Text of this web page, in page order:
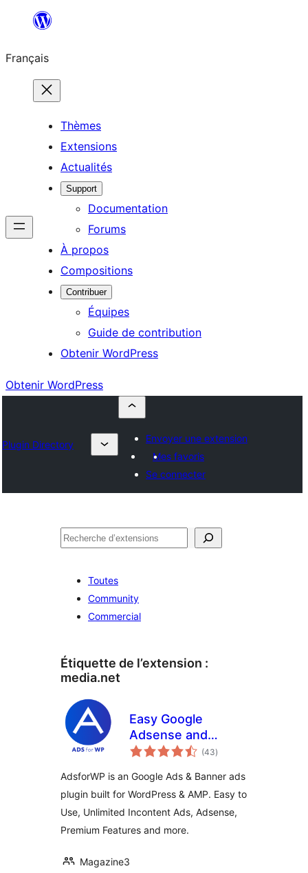
contenu
Français
Thèmes
Extensions
Actualités
Support
Documentation
Forums
À propos
Compositions
Contribuer
Équipes
Guide de contribution
Obtenir WordPress
Obtenir WordPress
Plugin Directory
Envoyer une extension
Mes favoris
Se connecter
Rechercher
Toutes
Community
Commercial
Étiquette de l’extension :
media.net
Easy Google
Adsense and
Banner Ads
AdsforWP
(43notes
en
)
AdsforWP is an Google Ads & Banner ads
plugin built for WordPress & AMP. Easy to
Use, Unlimited Incontent Ads, Adsense,
Premium Features and more.
Magazine3